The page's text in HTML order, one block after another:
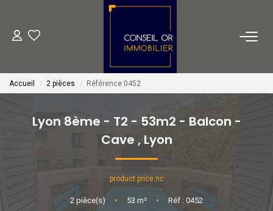
Transaction
Financement
Accueil 2 pièces Référence 0452
Lyon 8ème - T2 - 53m2 - Balcon -
Cave , Lyon
product.price.nc
2 pièce(s) • 53 m² • Réf : 0452